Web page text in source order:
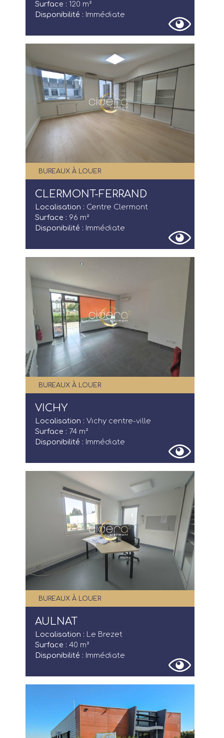
Annonces
Actualités
Qui sommes-nous ?
Surface : 120 m²
Disponibilité : Immédiate
BUREAUX À LOUER
CLERMONT-FERRAND
Localisation : Centre Clermont
Surface : 96 m²
Disponibilité : Immédiate
BUREAUX À LOUER
VICHY
Localisation : Vichy centre-ville
Surface : 74 m²
Disponibilité : Immédiate
BUREAUX À LOUER
AULNAT
Localisation :
Le Brezet
Surface : 40 m²
Disponibilité : Immédiate